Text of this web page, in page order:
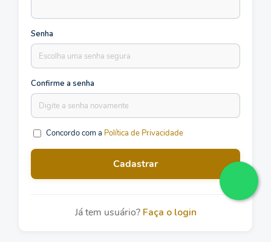
Senha
Confirme a senha
Concordo com a Política de Privacidade
Cadastrar
Já tem usuário? Faça o login